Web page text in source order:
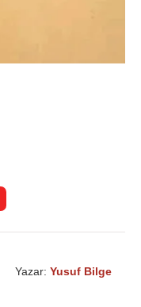
Yazar: Yusuf Bilge